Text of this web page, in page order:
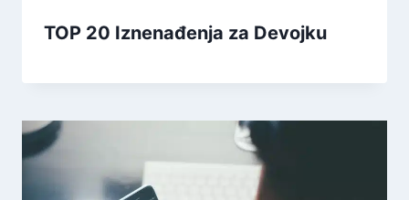
TOP 20 Iznenađenja za Devojku